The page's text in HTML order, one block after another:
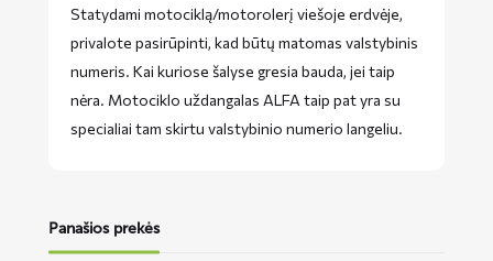
Statydami motociklą/motorolerį viešoje erdvėje,
privalote pasirūpinti, kad būtų matomas valstybinis
numeris. Kai kuriose šalyse gresia bauda, ​​jei taip
nėra. Motociklo uždangalas ALFA taip pat yra su
specialiai tam skirtu valstybinio numerio langeliu.
Panašios prekės